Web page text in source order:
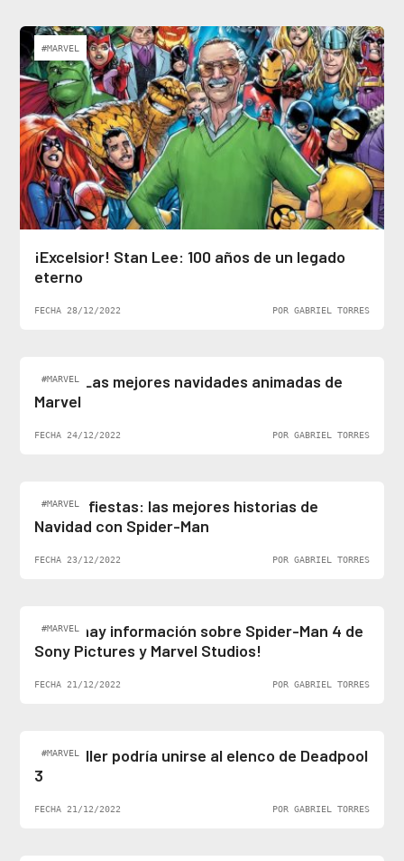
#MARVEL
¡Excelsior! Stan Lee: 100 años de un legado
eterno
FECHA 28/12/2022 POR GABRIEL TORRES
#MARVEL
Top 5: Las mejores navidades animadas de
Marvel
FECHA 24/12/2022 POR GABRIEL TORRES
#MARVEL
Felices fiestas: las mejores historias de
Navidad con Spider-Man
FECHA 23/12/2022 POR GABRIEL TORRES
#MARVEL
¡Al fin hay información sobre Spider-Man 4 de
Sony Pictures y Marvel Studios!
FECHA 21/12/2022 POR GABRIEL TORRES
#MARVEL
Ben Stiller podría unirse al elenco de Deadpool
3
FECHA 21/12/2022 POR GABRIEL TORRES